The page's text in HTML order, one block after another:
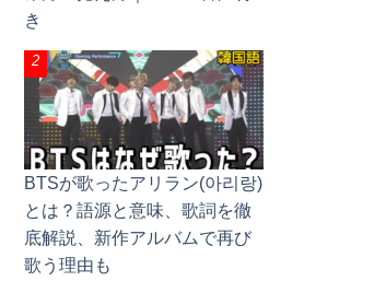
き
BTSが歌ったアリラン(아리랑)
とは？語源と意味、歌詞を徹
底解説、新作アルバムで再び
歌う理由も